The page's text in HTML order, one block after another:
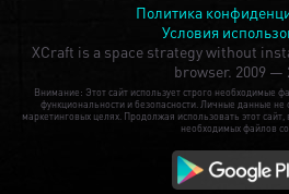
Политика
Условия
XCraft is a space strategy without
browser. 2009 —
Внимание: Этот сайт использует строго необходимые
функциональности и безопасности. Личные данные не
маркетинговых целях. Продолжая использовать этот
необходимых файлов